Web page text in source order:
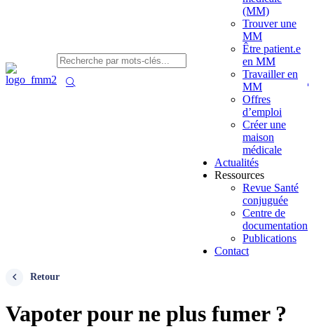
(MM)
Trouver une
MM
Être patient.e
en MM
Travailler en
MM
Offres
d’emploi
Créer une
maison
médicale
Actualités
Ressources
Revue Santé
conjuguée
Centre de
documentation
Publications
Contact
Retour
Vapoter pour ne plus fumer ?